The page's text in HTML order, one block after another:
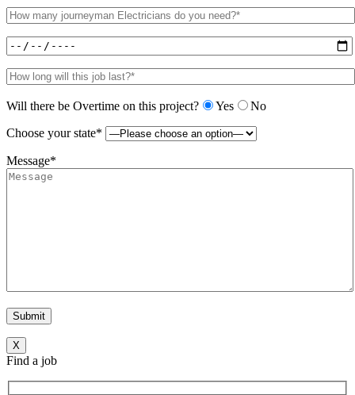
Will there be Overtime on this project? Yes
No
Choose your state*
Message*
X
Find a job